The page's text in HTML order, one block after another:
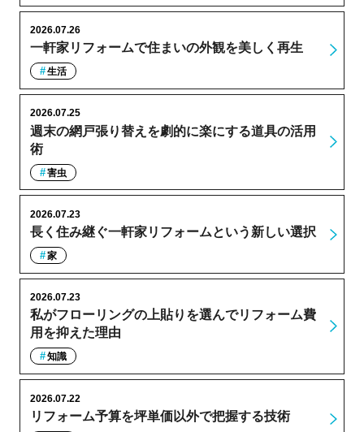
一軒家リフォームで住まいの外観を美しく再生
2026.07.26
生活
週末の網戸張り替えを劇的に楽にする道具の活用
術
2026.07.25
害虫
長く住み継ぐ一軒家リフォームという新しい選択
2026.07.23
家
私がフローリングの上貼りを選んでリフォーム費
用を抑えた理由
2026.07.23
知識
リフォーム予算を坪単価以外で把握する技術
2026.07.22